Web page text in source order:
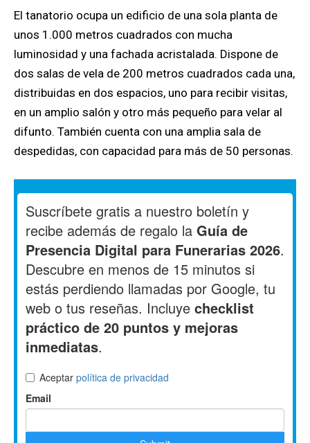
El tanatorio ocupa un edificio de una sola planta de
unos 1.000 metros cuadrados con mucha
luminosidad y una fachada acristalada. Dispone de
dos salas de vela de 200 metros cuadrados cada una,
distribuidas en dos espacios, uno para recibir visitas,
en un amplio salón y otro más pequeño para velar al
difunto. También cuenta con una amplia sala de
despedidas, con capacidad para más de 50 personas.